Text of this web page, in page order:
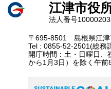
江津市役
法人番号
〒695-8501 島根県江津
Tel : 0855-52-2501(総
開庁時間：土・日曜日、
から1月3日）を除く午